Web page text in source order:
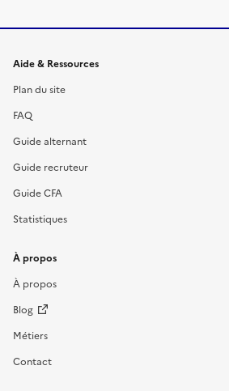
Informations et liens
Aide & Ressources
Plan du site
FAQ
Guide alternant
Guide recruteur
Guide CFA
Statistiques
À propos
À propos
Blog
Métiers
Contact